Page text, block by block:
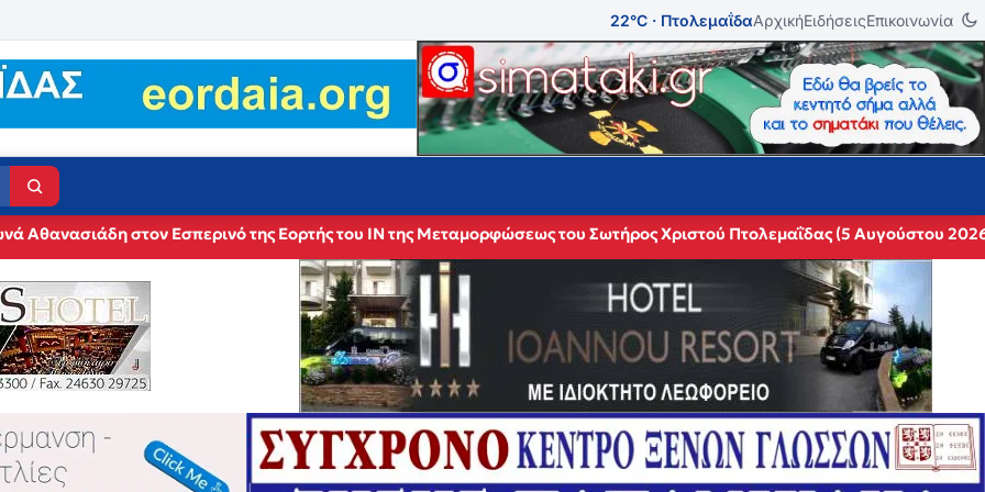
22°C · ΠτολεμαΐδαΑρχικήΕιδήσειςΕπικοινωνία
Αθανασιάδη στον Εσπερινό της Εορτής του ΙΝ της Μεταμορφώσεως του Σωτήρος Χριστού Πτολεμαΐδας (5 Αυγούστου